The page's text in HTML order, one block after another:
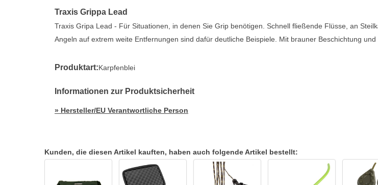
Traxis Grippa Lead
Traxis Gripa Lead - Für Situationen, in denen Sie Grip benötigen. Schnell fließende Flüsse, an
Angeln auf extrem weite Entfernungen sind dafür deutliche Beispiele. Mit brauner Beschichtung
Produktart:Karpfenblei
Informationen zur Produktsicherheit
» Hersteller/EU Verantwortliche Person
Kunden, die diesen Artikel kauften, haben auch folgende Artikel bestellt: